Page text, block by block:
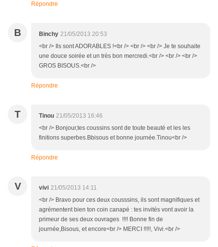
Répondre
B Binchy 21/05/2013 20:53
<br /> Ils sont ADORABLES !<br /> <br /> <br /> Je te souhaite
une douce soirée et un très bon mercredi.<br /> <br /> <br />
GROS BISOUS.<br />
Répondre
T Tinou 21/05/2013 16:46
<br /> Bonjour,tes coussins sont de toute beauté et les les
finitions superbes.Bbisous et bonne journée.Tinou<br />
Répondre
V vivi 21/05/2013 14:11
<br /> Bravo pour ces deux cousssins, ils sont magnifiques et
agrémentent bien ton coin canapé : tes invités vont avoir la
primeur de ses deux ouvrages !!!! Bonne fin de
journée,Bisous, et encore<br /> MERCI !!!!!, Vivi.<br />